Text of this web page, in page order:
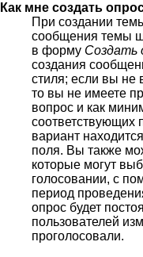
Как мне создать
При создании
сообщения темы
в форму Создать
создания
стиля; если вы не
то вы не имеете
вопрос и как
соответствующих
вариант
поля. Вы также
которые могут
голосовании, с
период
опрос будет
пользователей
проголосовали.